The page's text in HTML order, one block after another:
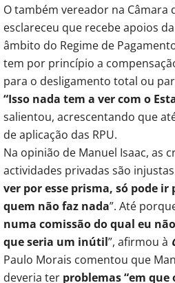
O também vereador na Câmara
esclareceu que recebe apoios
âmbito do Regime de
tem por princípio a
para o desligamento total ou
“Isso nada tem a ver com o
salientou, acrescentando que
de aplicação das RPU.
Na opinião de Manuel Isaac, as
actividades privadas são
ver por esse prisma, só pode
quem não faz nada”. Até
numa comissão do qual eu
que seria um inútil”, afirmou à
Paulo Morais comentou que
deveria ter problemas “em que